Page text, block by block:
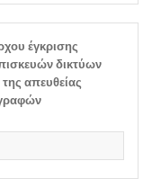
έγκρισης
δικτύων
απευθείας